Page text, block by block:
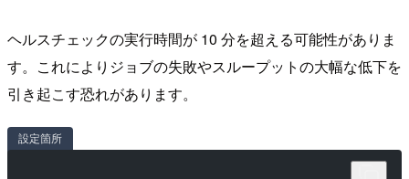
ヘルスチェックの実行時間が 10 分を超える可能性がありま
す。これによりジョブの失敗やスループットの大幅な低下を
引き起こす恐れがあります。
設定箇所